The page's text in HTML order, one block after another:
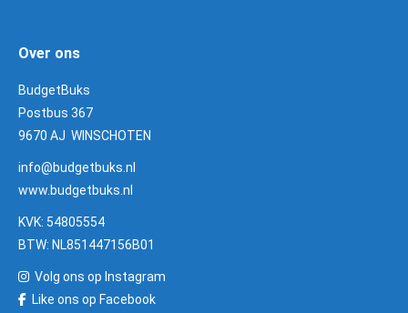
Over ons
BudgetBuks
Postbus 367
9670 AJ WINSCHOTEN
info@budgetbuks.nl
www.budgetbuks.nl
KVK: 54805554
BTW: NL851447156B01
Volg ons op Instagram
Like ons op Facebook